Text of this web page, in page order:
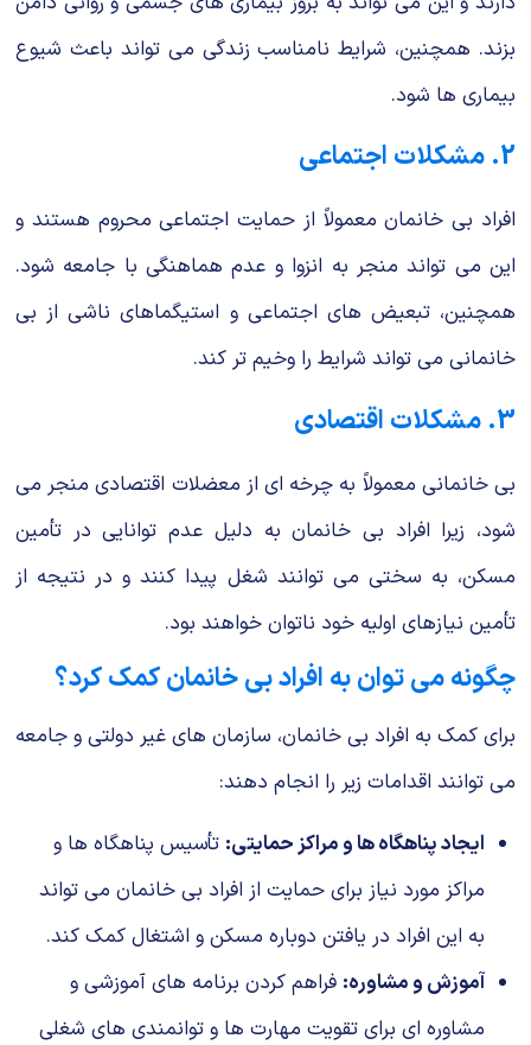
بزند. همچنین، شرایط نامناسب زندگی می تواند باعث شیوع
بیماری ها شود.
2. مشکلات اجتماعی
افراد بی خانمان معمولاً از حمایت اجتماعی محروم هستند و
این می تواند منجر به انزوا و عدم هماهنگی با جامعه شود.
همچنین، تبعیض های اجتماعی و استیگماهای ناشی از بی
خانمانی می تواند شرایط را وخیم تر کند.
3. مشکلات اقتصادی
بی خانمانی معمولاً به چرخه ای از معضلات اقتصادی منجر می
شود، زیرا افراد بی خانمان به دلیل عدم توانایی در تأمین
مسکن، به سختی می توانند شغل پیدا کنند و در نتیجه از
تأمین نیازهای اولیه خود ناتوان خواهند بود.
چگونه می توان به افراد بی خانمان کمک کرد؟
برای کمک به افراد بی خانمان، سازمان های غیر دولتی و جامعه
می توانند اقدامات زیر را انجام دهند:
ایجاد پناهگاه ها و مراکز حمایتی: تأسیس پناهگاه ها و
مراکز مورد نیاز برای حمایت از افراد بی خانمان می تواند
به این افراد در یافتن دوباره مسکن و اشتغال کمک کند.
آموزش و مشاوره: فراهم کردن برنامه های آموزشی و
مشاوره ای برای تقویت مهارت ها و توانمندی های شغلی